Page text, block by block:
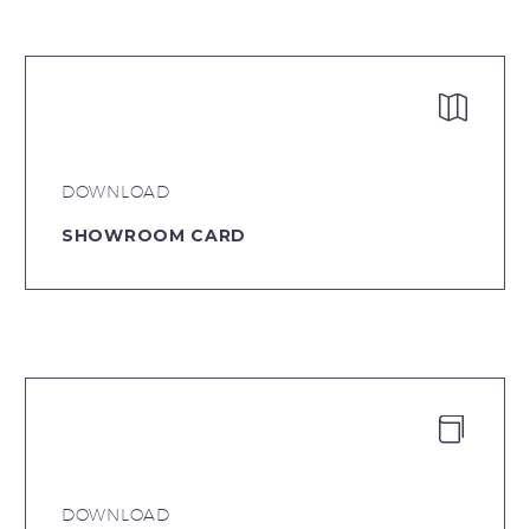


DOWNLOAD
SHOWROOM CARD


DOWNLOAD